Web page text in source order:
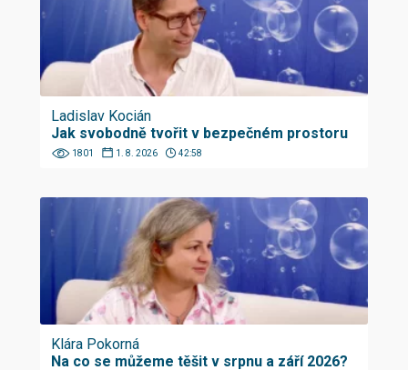
Ladislav Kocián
Jak svobodně tvořit v bezpečném prostoru
1801 1. 8. 2026 42:58
Klára Pokorná
Na co se můžeme těšit v srpnu a září 2026?